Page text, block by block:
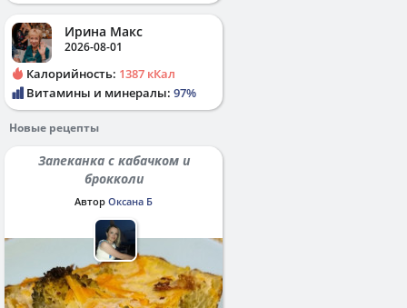
Ирина Макс
2026-08-01
Калорийность: 1387 кКал
Витамины и минералы: 97%
Новые рецепты
Запеканка с кабачком и
брокколи
Автор Оксана Б